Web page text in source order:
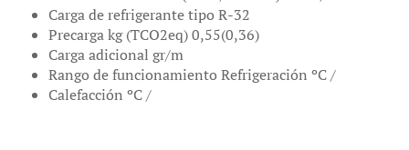
Carga de refrigerante tipo R-32
Precarga kg (TCO2eq) 0,55(0,36)
Carga adicional gr/m
Rango de funcionamiento Refrigeración ºC /
Calefacción ºC /